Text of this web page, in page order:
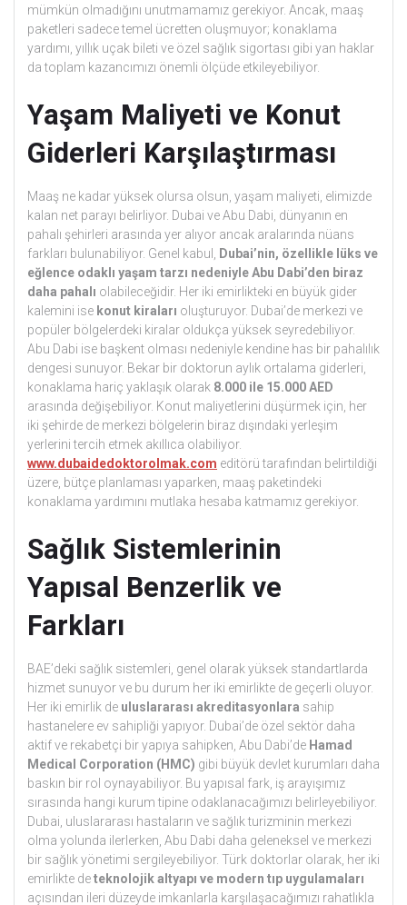
mümkün olmadığını unutmamamız gerekiyor. Ancak, maaş
paketleri sadece temel ücretten oluşmuyor; konaklama
yardımı, yıllık uçak bileti ve özel sağlık sigortası gibi yan haklar
da toplam kazancımızı önemli ölçüde etkileyebiliyor.
Yaşam Maliyeti ve Konut
Giderleri Karşılaştırması
Maaş ne kadar yüksek olursa olsun, yaşam maliyeti, elimizde
kalan net parayı belirliyor. Dubai ve Abu Dabi, dünyanın en
pahalı şehirleri arasında yer alıyor ancak aralarında nüans
farkları bulunabiliyor. Genel kabul,
Dubai’nin, özellikle lüks ve
eğlence odaklı yaşam tarzı nedeniyle Abu Dabi’den biraz
daha pahalı olabileceğidir. Her iki emirlikteki en büyük gider
kalemini ise konut kiraları oluşturuyor. Dubai’de merkezi ve
popüler bölgelerdeki kiralar oldukça yüksek seyredebiliyor.
Abu Dabi ise başkent olması nedeniyle kendine has bir pahalılık
dengesi sunuyor. Bekar bir doktorun aylık ortalama giderleri,
konaklama hariç yaklaşık olarak 8.000 ile 15.000 AED
arasında değişebiliyor. Konut maliyetlerini düşürmek için, her
iki şehirde de merkezi bölgelerin biraz dışındaki yerleşim
yerlerini tercih etmek akıllıca olabiliyor.
www.dubaidedoktorolmak.com editörü tarafından belirtildiği
üzere, bütçe planlaması yaparken, maaş paketindeki
konaklama yardımını mutlaka hesaba katmamız gerekiyor.
Sağlık Sistemlerinin
Yapısal Benzerlik ve
Farkları
BAE’deki sağlık sistemleri, genel olarak yüksek standartlarda
hizmet sunuyor ve bu durum her iki emirlikte de geçerli oluyor.
Her iki emirlik de uluslararası akreditasyonlara sahip
hastanelere ev sahipliği yapıyor. Dubai’de özel sektör daha
aktif ve rekabetçi bir yapıya sahipken, Abu Dabi’de Hamad
Medical Corporation (HMC) gibi büyük devlet kurumları daha
baskın bir rol oynayabiliyor. Bu yapısal fark, iş arayışımız
sırasında hangi kurum tipine odaklanacağımızı belirleyebiliyor.
Dubai, uluslararası hastaların ve sağlık turizminin merkezi
olma yolunda ilerlerken, Abu Dabi daha geleneksel ve merkezi
bir sağlık yönetimi sergileyebiliyor. Türk doktorlar olarak, her iki
emirlikte deteknolojik altyapı ve modern tıp uygulamaları
açısından ileri düzeyde imkanlarla karşılaşacağımızı rahatlıkla